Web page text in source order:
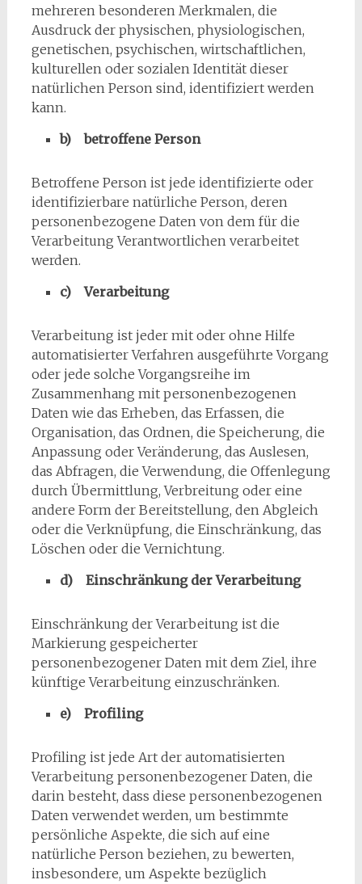
mehreren besonderen Merkmalen, die
Ausdruck der physischen, physiologischen,
genetischen, psychischen, wirtschaftlichen,
kulturellen oder sozialen Identität dieser
natürlichen Person sind, identifiziert werden
kann.
b) betroffene Person
Betroffene Person ist jede identifizierte oder
identifizierbare natürliche Person, deren
personenbezogene Daten von dem für die
Verarbeitung Verantwortlichen verarbeitet
werden.
c) Verarbeitung
Verarbeitung ist jeder mit oder ohne Hilfe
automatisierter Verfahren ausgeführte Vorgang
oder jede solche Vorgangsreihe im
Zusammenhang mit personenbezogenen
Daten wie das Erheben, das Erfassen, die
Organisation, das Ordnen, die Speicherung, die
Anpassung oder Veränderung, das Auslesen,
das Abfragen, die Verwendung, die Offenlegung
durch Übermittlung, Verbreitung oder eine
andere Form der Bereitstellung, den Abgleich
oder die Verknüpfung, die Einschränkung, das
Löschen oder die Vernichtung.
d) Einschränkung der Verarbeitung
Einschränkung der Verarbeitung ist die
Markierung gespeicherter
personenbezogener Daten mit dem Ziel, ihre
künftige Verarbeitung einzuschränken.
e) Profiling
Profiling ist jede Art der automatisierten
Verarbeitung personenbezogener Daten, die
darin besteht, dass diese personenbezogenen
Daten verwendet werden, um bestimmte
persönliche Aspekte, die sich auf eine
natürliche Person beziehen, zu bewerten,
insbesondere, um Aspekte bezüglich